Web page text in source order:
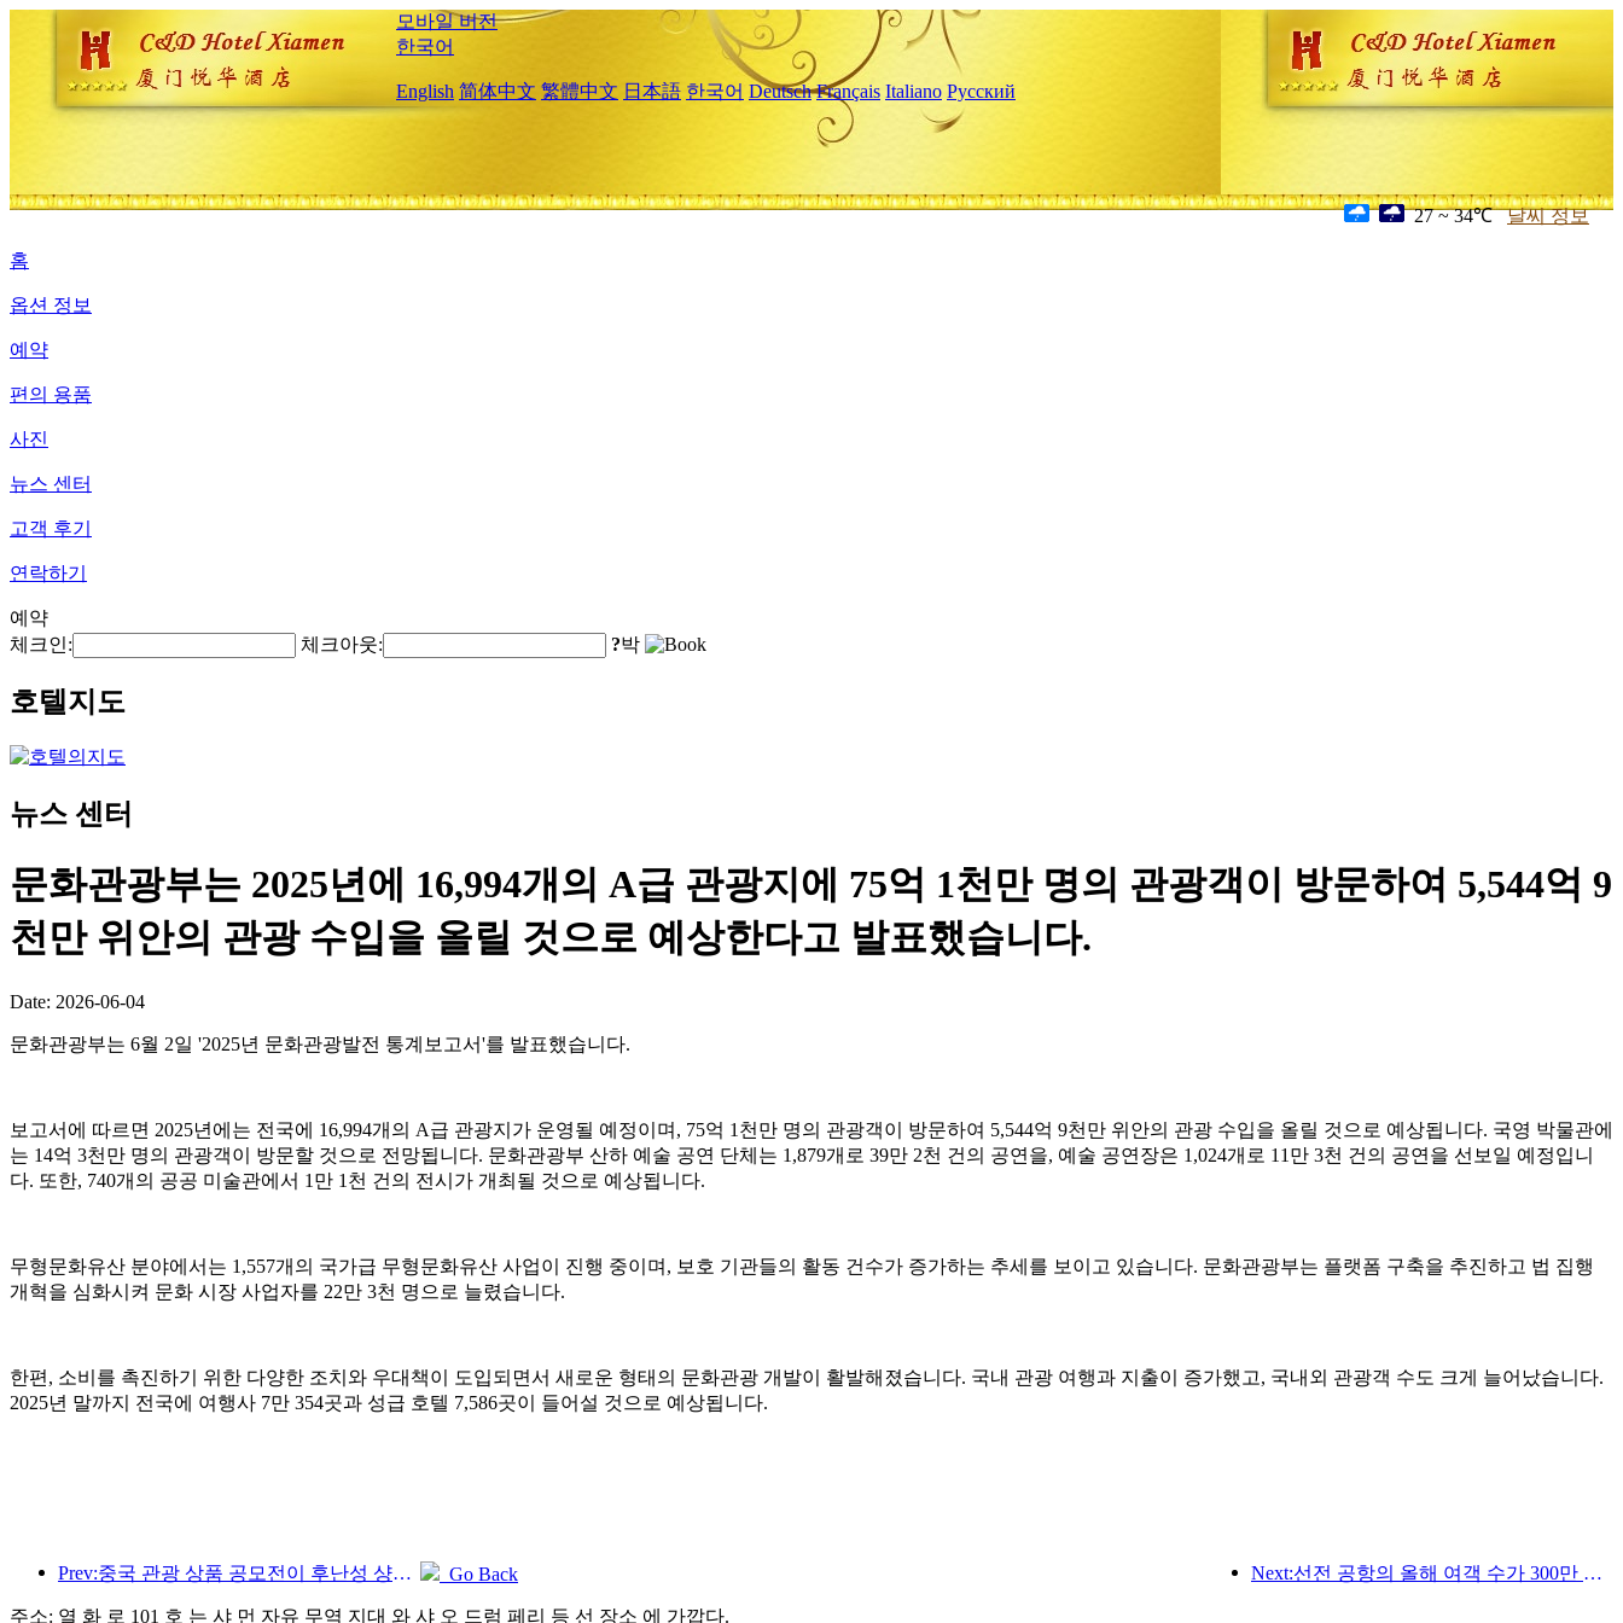
모바일 버전
한국어
English 简体中文 繁體中文 日本語 한국어 Deutsch Français Italiano Русский
27 ~ 34℃ 날씨 정보
홈
옵션 정보
예약
편의 용품
사진
뉴스 센터
고객 후기
연락하기
예약
체크인:
체크아웃: ?박
호텔지도
뉴스 센터
문화관광부는 2025년에 16,994개의 A급 관광지에 75억 1천만 명의 관광객이 방문하여 5,544억 9
천만 위안의 관광 수입을 올릴 것으로 예상한다고 발표했습니다.
Date: 2026-06-04
문화관광부는 6월 2일 '2025년 문화관광발전 통계보고서'를 발표했습니다.
보고서에 따르면 2025년에는 전국에 16,994개의 A급 관광지가 운영될 예정이며, 75억 1천만 명의 관광객이 방문하여 5,544억 9천만 위안의 관광 수입을 올릴 것으로 예상됩니다. 국영 박물관에
는 14억 3천만 명의 관광객이 방문할 것으로 전망됩니다. 문화관광부 산하 예술 공연 단체는 1,879개로 39만 2천 건의 공연을, 예술 공연장은 1,024개로 11만 3천 건의 공연을 선보일 예정입니
다. 또한, 740개의 공공 미술관에서 1만 1천 건의 전시가 개최될 것으로 예상됩니다.
무형문화유산 분야에서는 1,557개의 국가급 무형문화유산 사업이 진행 중이며, 보호 기관들의 활동 건수가 증가하는 추세를 보이고 있습니다. 문화관광부는 플랫폼 구축을 추진하고 법 집행
개혁을 심화시켜 문화 시장 사업자를 22만 3천 명으로 늘렸습니다.
한편, 소비를 촉진하기 위한 다양한 조치와 우대책이 도입되면서 새로운 형태의 문화관광 개발이 활발해졌습니다. 국내 관광 여행과 지출이 증가했고, 국내외 관광객 수도 크게 늘어났습니다.
2025년 말까지 전국에 여행사 7만 354곳과 성급 호텔 7,586곳이 들어설 것으로 예상됩니다.
Prev:중국 관광 상품 공모전이 후난성 샹탄에서 성공적으로 개최되었습니다. Next:선전 공항의 올해 여객 수가 300만 명을 돌파하며 같은 기간 기준 신기록을 세웠습니다.
Go Back
주소: 열 화 로 101 호 는 샤 먼 자유 무역 지대 와 샤 오 드럼 페리 등 선 장소 에 가깝다.